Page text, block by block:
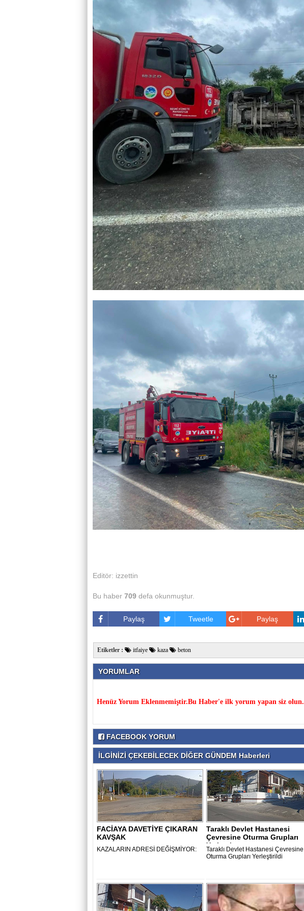
Editör: izzettin
Bu haber 709 defa okunmuştur.
Paylaş Tweetle Paylaş
Etiketler : itfaiye kaza beton
YORUMLAR
Henüz Yorum Eklenmemiştir.Bu Haber'e ilk yorum yapan siz olun.
FACEBOOK YORUM
İLGİNİZİ ÇEKEBİLECEK DİĞER GÜNDEM Haberleri
FACİAYA DAVETİYE ÇIKARAN
KAVŞAK
KAZALARIN ADRESİ DEĞİŞMİYOR:
Taraklı Devlet Hastanesi
Çevresine Oturma Grupları
Yerleştir..
Taraklı Devlet Hastanesi Çevresine
Oturma Grupları Yerleştirildi